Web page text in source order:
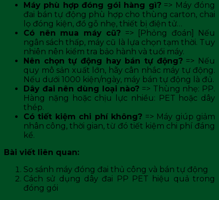
Máy phù hợp đóng gói hàng gì?=> Máy đóng
đai bán tự động phù hợp cho thùng carton, chai
lọ đóng kiện, đồ gỗ nhẹ, thiết bị điện tử…
Có nên mua máy cũ? => [Phỏng đoán] Nếu
ngân sách thấp, máy cũ là lựa chọn tạm thời. Tuy
nhiên nên kiểm tra bảo hành và tuổi máy.
Nên chọn tự động hay bán tự động?=> Nếu
quy mô sản xuất lớn, hãy cân nhắc máy tự động.
Nếu dưới 1000 kiện/ngày, máy bán tự động là đủ.
Dây đai nên dùng loại nào? => Thùng nhẹ: PP.
Hàng nặng hoặc chịu lực nhiều: PET hoặc dây
thép.
Có tiết kiệm chi phí không? => Máy giúp giảm
nhân công, thời gian, từ đó tiết kiệm chi phí đáng
kể.
Bài viết liên quan:
So sánh máy đóng đai thủ công và bán tự động
Cách sử dụng dây đai PP PET hiệu quả trong
đóng gói